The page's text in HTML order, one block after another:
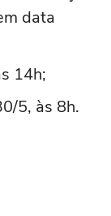
data
14h;
5, às 8h.